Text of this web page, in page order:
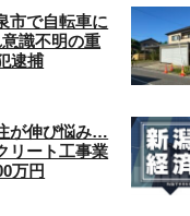
市で自転車に
識不明の重
逮捕
が伸び悩み…
リート工事業
万円